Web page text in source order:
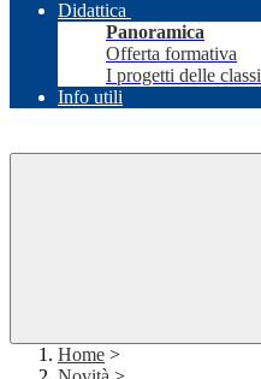
Didattica
Panoramica
Offerta formativa
I progetti delle classi
Info utili
Home >